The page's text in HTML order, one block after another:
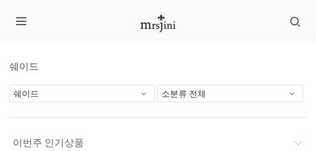
쉐이드
이번주 인기상품